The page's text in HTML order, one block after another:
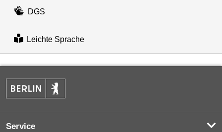
DGS
Leichte Sprache
Service